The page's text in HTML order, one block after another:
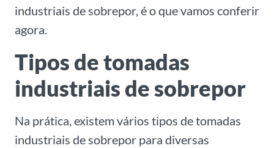
industriais de sobrepor, é o que vamos conferir
agora.
Tipos de tomadas
industriais de sobrepor
Na prática, existem vários tipos de tomadas
industriais de sobrepor para diversas